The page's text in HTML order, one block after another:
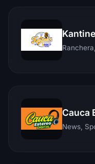
Cauca
News,